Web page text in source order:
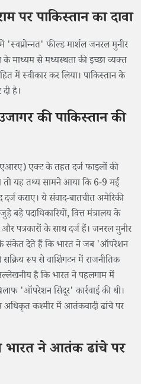
पर पाकिस्तान का दावा
'स्वप्रोन्नत' फील्ड मार्शल जनरल मुनीर
माध्यम से मध्यस्थता की इच्छा व्यक्त
में स्वीकार कर लिया। पाकिस्तान के
है।
की पाकिस्तान की
एक्ट के तहत दर्ज फाइलों की
यह तथ्य सामने आया कि 6-9 मई
कराए। ये संवाद-बातचीत अमेरिकी
बड़े पदाधिकारियों, वित्त मंत्रालय के
और पत्रकारों के साथ दर्ज हैं। जनरल मुनीर
के संकेत देते हैं कि भारत ने जब 'ऑपरेशन
रूप से वाशिंगटन में राजनीतिक
है कि भारत ने पहलगाम में
'ऑपरेशन सिंदूर' कार्रवाई की थी।
अधिकृत कश्मीर में आतंकवादी ढांचे पर
ने आतंक ढांचे पर